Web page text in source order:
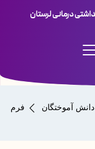
درمانی لرستان
دانش آموختگان
فرم